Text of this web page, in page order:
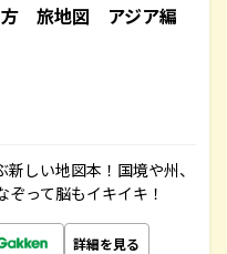
方 旅地図 アジア編
しい地図本！国境や州、
って脳もイキイキ！
詳細を見る